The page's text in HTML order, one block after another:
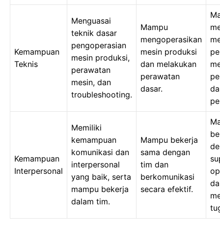
Kemampuan
Teknis
Menguasai
teknik dasar
pengoperasian
mesin produksi,
perawatan
mesin, dan
troubleshooting.
Mampu
mengoperasikan
mesin produksi
dan melakukan
perawatan
dasar.
Kemampuan
Interpersonal
Memiliki
kemampuan
komunikasi dan
interpersonal
yang baik, serta
mampu bekerja
dalam tim.
Mampu bekerja
sama dengan
tim dan
berkomunikasi
secara efektif.